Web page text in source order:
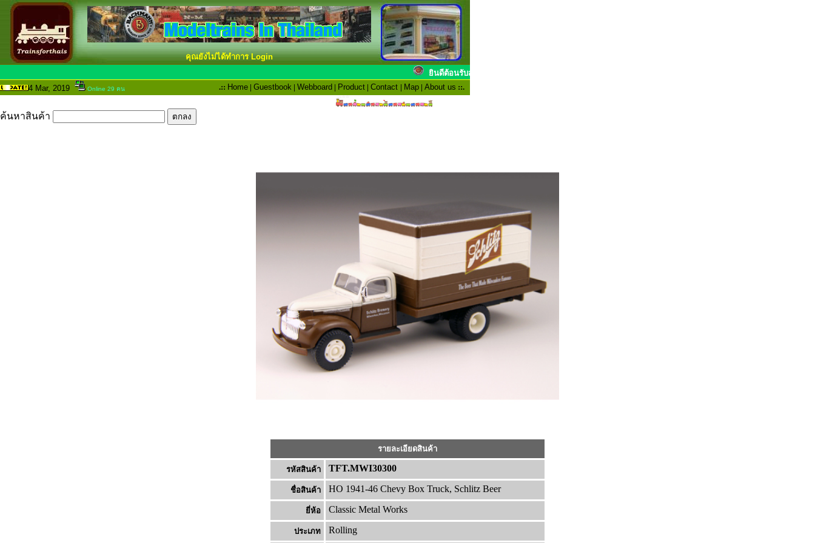
คุณยังไม่ได้ทำการ Login
ยินดีต้อนรับสมาชิกทุกๆท่าน ขณะนี้โชว์รูมได้เปิดให้ชมอย่างเป็นทาง
4 Mar, 2019 Online 29 คน .:: Home | Guestbook | Webboard | Product | Contact | Map | About us ::.
ค้นหาสินค้า
รายละเอียดสินค้า
รหัสสินค้า TFT.MWI30300
ชื่อสินค้า HO 1941-46 Chevy Box Truck, Schlitz Beer
ยี่ห้อ Classic Metal Works
ประเภท Rolling